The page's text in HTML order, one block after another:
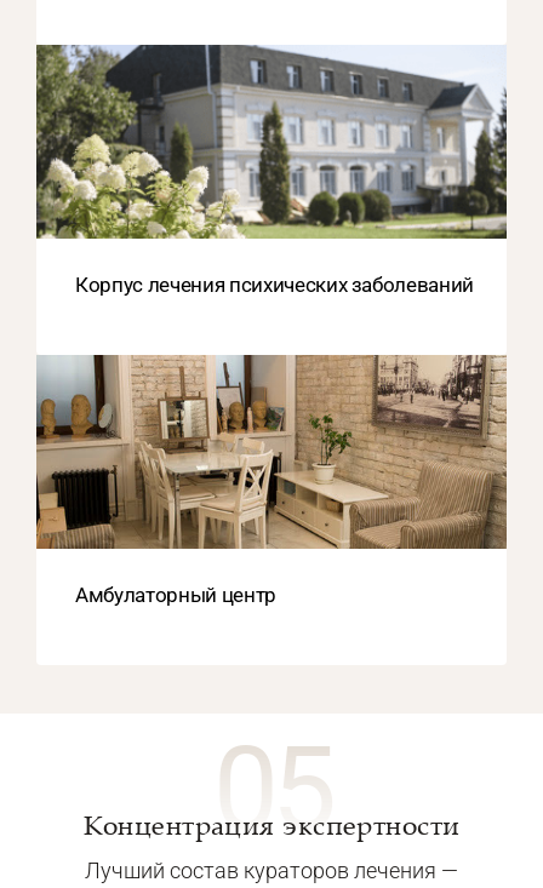
Корпус лечения психических заболеваний
Амбулаторный центр
Концентрация экспертности
Лучший состав кураторов лечения —
05